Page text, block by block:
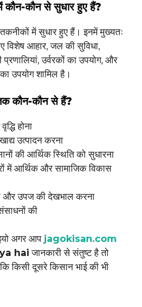
कौन-कौन से सुधार हुए हैं?
में सुधार हुए हैं। इनमें मुख्यतः
विशेष आहार, जल की सुविधा,
उर्वरकों का उपयोग, और
का उपयोग शामिल है।
कौन-कौन से हैं?
होना
उत्पादन करना
की आर्थिक स्थिति को सुधारना
में आर्थिक और सामाजिक विकास
और उपज की देखभाल करना
की
अगर आप jagokisan.com
hai जानकारी से संतुष्ट है तो
दूसरे किसान भाई की भी